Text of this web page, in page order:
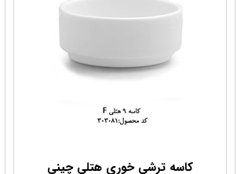
کاسه ترشی خوری هتلی چینی